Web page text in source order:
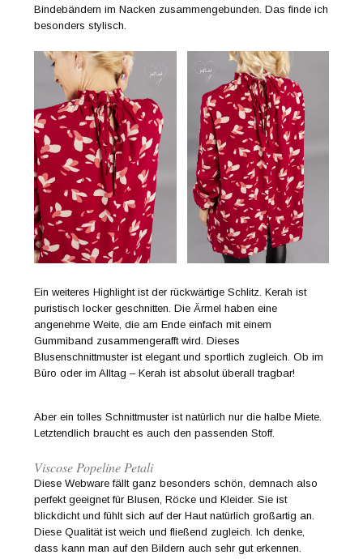
Bindebändern im Nacken zusammengebunden. Das finde ich
besonders stylisch.
Ein weiteres Highlight ist der rückwärtige Schlitz. Kerah ist
puristisch locker geschnitten. Die Ärmel haben eine
angenehme Weite, die am Ende einfach mit einem
Gummiband zusammengerafft wird. Dieses
Blusenschnittmuster ist elegant und sportlich zugleich. Ob im
Büro oder im Alltag – Kerah ist absolut überall tragbar!
Aber ein tolles Schnittmuster ist natürlich nur die halbe Miete.
Letztendlich braucht es auch den passenden Stoff.
Viscose Popeline Petali
Diese Webware fällt ganz besonders schön, demnach also
perfekt geeignet für Blusen, Röcke und Kleider. Sie ist
blickdicht und fühlt sich auf der Haut natürlich großartig an.
Diese Qualität ist weich und fließend zugleich. Ich denke,
dass kann man auf den Bildern auch sehr gut erkennen.